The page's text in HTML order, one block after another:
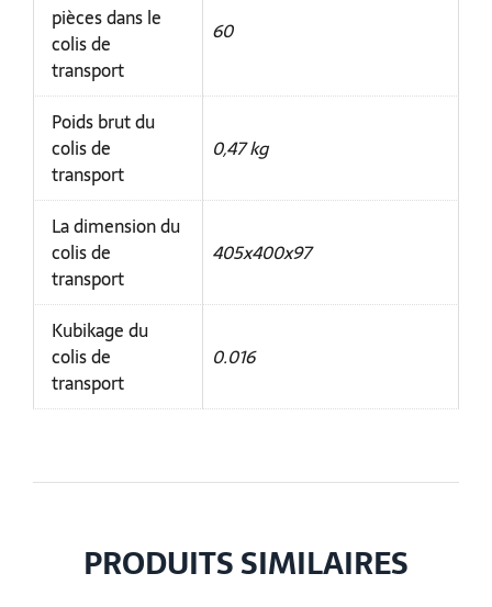
pièces dans le
colis de
transport
60
Poids brut du
colis de
transport
0,47 kg
La dimension du
colis de
transport
405x400x97
Kubikage du
colis de
transport
0.016
PRODUITS SIMILAIRES